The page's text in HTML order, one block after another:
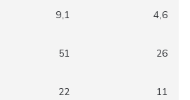
9,1 4,6
51 26
22 11